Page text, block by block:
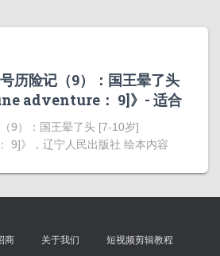
历险记（9）：国王晕了头
adventure： 9]》- 适合
9）：国王晕了头 [7-10岁]
9]》，辽宁人民出版社 绘本内容
商 关于我们 短视频剪辑教程